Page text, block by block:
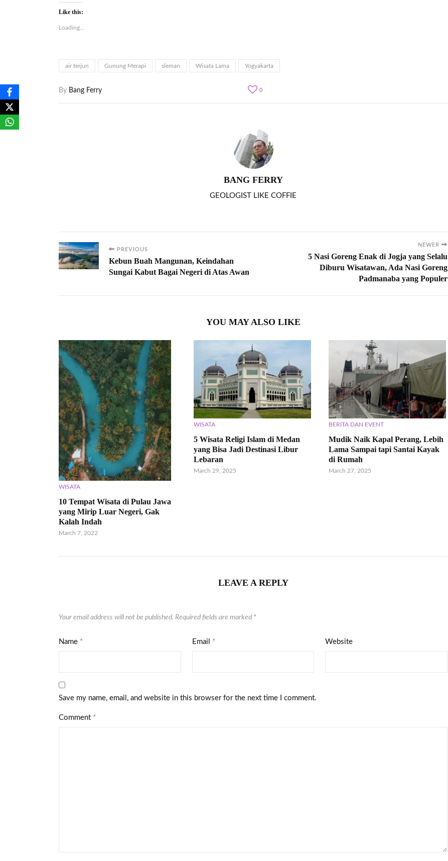
Like this:
Loading...
air terjun Gunung Merapi sleman Wisata Lama Yogyakarta
By Bang Ferry 0
BANG FERRY
GEOLOGIST LIKE COFFIE
PREVIOUS
Kebun Buah Mangunan, Keindahan
Sungai Kabut Bagai Negeri di Atas Awan
NEWER
5 Nasi Goreng Enak di Jogja yang Selalu
Diburu Wisatawan, Ada Nasi Goreng
Padmanaba yang Populer
YOU MAY ALSO LIKE
WISATA
10 Tempat Wisata di Pulau Jawa
yang Mirip Luar Negeri, Gak
Kalah Indah
March 7, 2022
WISATA
5 Wisata Religi Islam di Medan
yang Bisa Jadi Destinasi Libur
Lebaran
March 29, 2025
BERITA DAN EVENT
Mudik Naik Kapal Perang, Lebih
Lama Sampai tapi Santai Kayak
di Rumah
March 27, 2025
LEAVE A REPLY
Your email address will not be published. Required fields are marked *
Name * Email * Website
Save my name, email, and website in this browser for the next time I comment.
Comment *